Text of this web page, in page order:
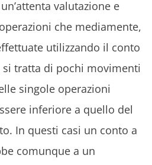
valutazione e
che mediamente,
utilizzando il conto
si tratta di pochi movimenti
singole operazioni
inferiore a quello del
In questi casi un conto a
comunque a un